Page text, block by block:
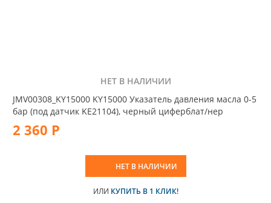
НЕТ В НАЛИЧИИ
JMV00308_KY15000 KY15000 Указатель давления масла 0-5
бар (под датчик KE21104), черный циферблат/нер
2 360 Р
НЕТ В НАЛИЧИИ
ИЛИ КУПИТЬ В 1 КЛИК!